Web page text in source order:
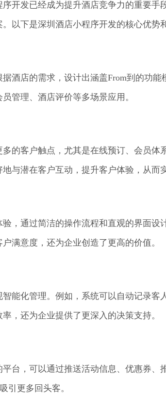
开发已经成为提升酒店竞争力的重要
以下是深圳酒店小程序开发的核心优势
酒店的需求，设计出涵盖From到的功
管理、酒店评价等多场景应用。
的客户触点，尤其是在线预订、会员
与潜在客户互动，提升客户体验，从而
，通过简洁的操作流程和直观的界面
满意度，还为企业创造了更高的价值。
能化管理。例如，系统可以自动记录
，还为企业提供了更深入的决策支持。
台，可以通过推送活动信息、优惠券
引更多回头客。